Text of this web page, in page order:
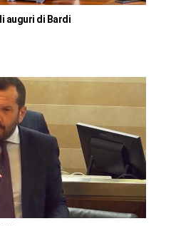
auguri di Bardi